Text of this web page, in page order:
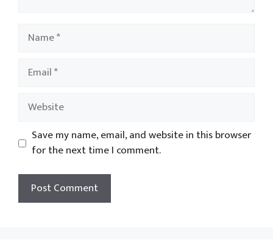
Name
Email
Website
Save my name, email, and website in this browser
for the next time I comment.